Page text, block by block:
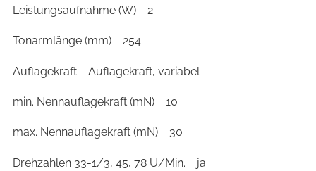
Leistungsaufnahme (W) 2
Tonarmlänge (mm) 254
Auflagekraft Auflagekraft, variabel
min. Nennauflagekraft (mN) 10
max. Nennauflagekraft (mN) 30
Drehzahlen 33-1/3, 45, 78 U/Min. ja